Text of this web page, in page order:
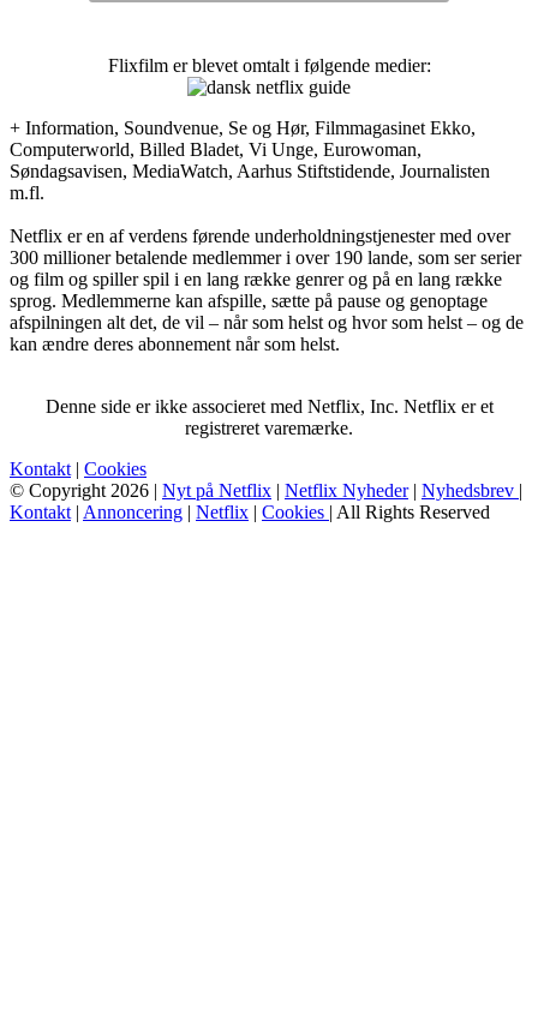
Flixfilm er blevet omtalt i følgende medier:
+ Information, Soundvenue, Se og Hør, Filmmagasinet Ekko,
Computerworld, Billed Bladet, Vi Unge, Eurowoman,
Søndagsavisen, MediaWatch, Aarhus Stiftstidende, Journalisten
m.fl.
Netflix er en af verdens førende underholdningstjenester med over
300 millioner betalende medlemmer i over 190 lande, som ser serier
og film og spiller spil i en lang række genrer og på en lang række
sprog. Medlemmerne kan afspille, sætte på pause og genoptage
afspilningen alt det, de vil – når som helst og hvor som helst – og de
kan ændre deres abonnement når som helst.
Denne side er ikke associeret med Netflix, Inc. Netflix er et
registreret varemærke.
Kontakt | Cookies
© Copyright 2026 | Nyt på Netflix | Netflix Nyheder| Nyhedsbrev |
Kontakt | Annoncering | Netflix | Cookies | All Rights Reserved